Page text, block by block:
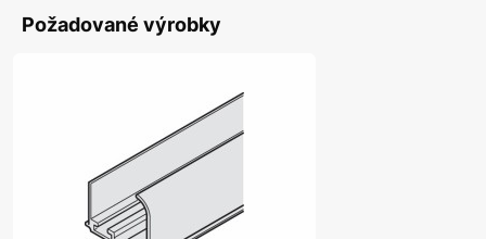
Požadované výrobky